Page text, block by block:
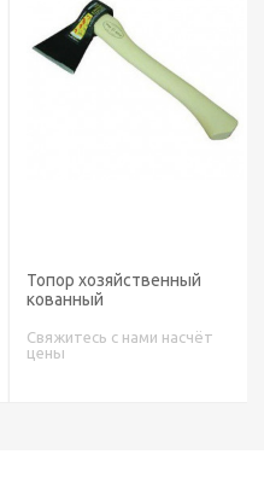
Топор хозяйственный
кованный
Свяжитесь с нами насчёт
цены